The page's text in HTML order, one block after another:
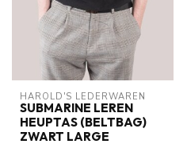
HAROLD'S LEDERWAREN
SUBMARINE LEREN
HEUPTAS (BELTBAG)
ZWART LARGE